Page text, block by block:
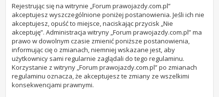
Rejestrując się na witrynie „Forum prawojazdy.com.pl”
akceptujesz wyszczególnione poniżej postanowienia. Jeśli ich nie
akceptujesz, opuść to miejsce, naciskając przycisk „Nie
akceptuję”. Administracja witryny „Forum prawojazdy.com.pl” ma
prawo w dowolnym czasie zmienić poniższe postanowienia,
informując cię o zmianach, niemniej wskazane jest, aby
użytkownicy sami regularnie zaglądali do tego regulaminu.
Korzystanie z witryny „Forum prawojazdy.com.pl” po zmianach
regulaminu oznacza, że akceptujesz te zmiany ze wszelkimi
konsekwencjami prawnymi.